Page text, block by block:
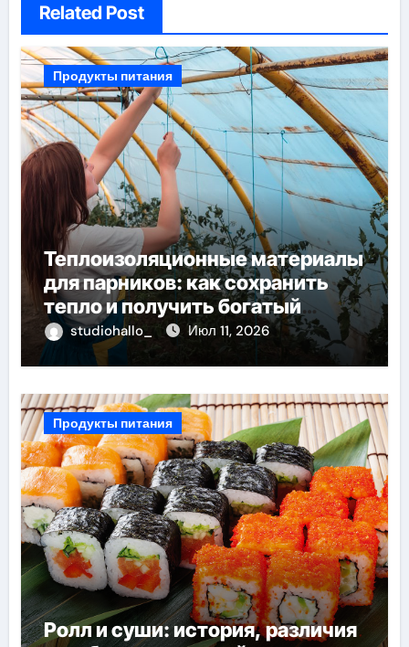
Related Post
Продукты питания
Теплоизоляционные материалы
для парников: как сохранить
тепло и получить богатый
урожай
studiohallo_ Июл 11, 2026
Продукты питания
Ролл и суши: история, различия